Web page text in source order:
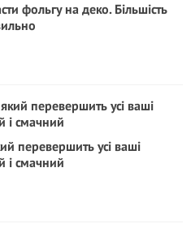
фольгу на деко. Більшість
перевершить усі ваші
і смачний